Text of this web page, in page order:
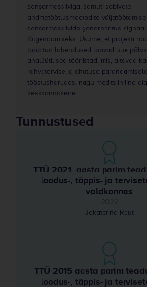
sensormassiiviga, samuti sobivate
andmetöötlusmeetodite
sensormassiivide genereeritud
tõlgendamiseks. Usume, et projekti
töötatud lahendused loovad uue
analüütilised tööriistad, mis, aitavad
rahvatervise ja ohutuse
tööstusharudes, nagu meditsiiniline
keskkonnaseire.
Tunnustused
TTÜ 2021. aasta parim
loodus-, täppis- ja
valdkonnas
Jekaterina Reut
TTÜ 2015 aasta parim
loodus-, täppis- ja